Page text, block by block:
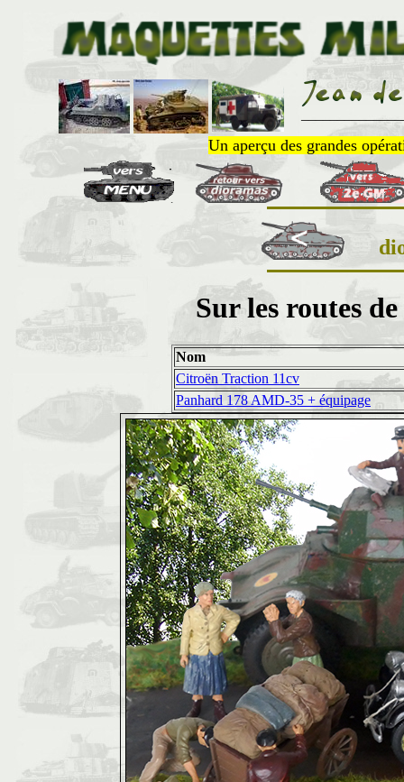
Un aperçu des grandes
Sur les routes
Nom
Citroën Traction 11cv
Panhard 178 AMD-35 + équipage